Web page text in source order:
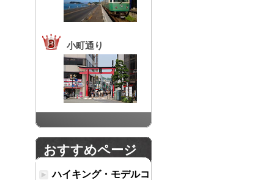
小町通り
おすすめページ
ハイキング・モデルコ